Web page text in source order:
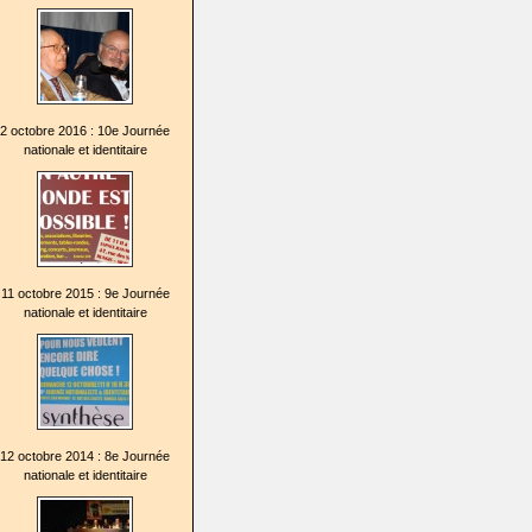
2 octobre 2016 : 10e Journée
nationale et identitaire
11 octobre 2015 : 9e Journée
nationale et identitaire
12 octobre 2014 : 8e Journée
nationale et identitaire